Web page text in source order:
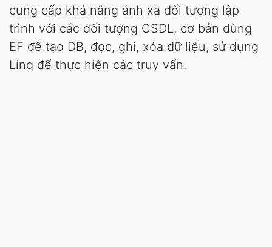
cung cấp khả năng ánh xạ đối tượng lập
trình với các đối tượng CSDL, cơ bản dùng
EF để tạo DB, đọc, ghi, xóa dữ liệu, sử dụng
Linq để thực hiện các truy vấn.